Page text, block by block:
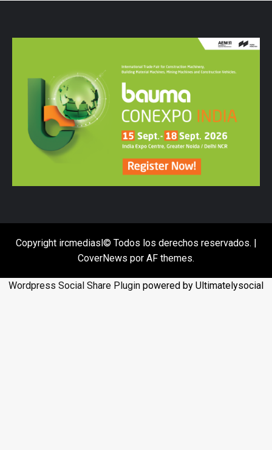
Copyright ircmediasl© Todos los derechos reservados.
CoverNews por AF themes.
Wordpress Social Share Plugin powered by Ultimatelysocial